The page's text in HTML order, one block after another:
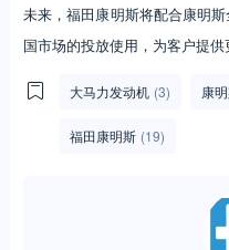
未来，福田康明斯将配合康明
国市场的投放使用，为客户提供
大马力发动机 (3) 康
福田康明斯 (19)